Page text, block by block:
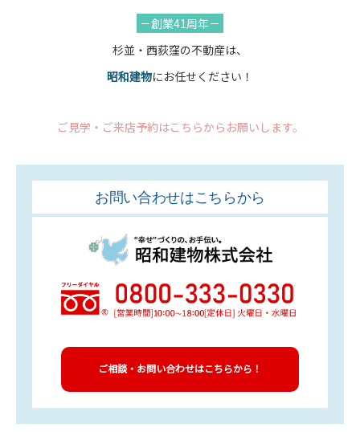
－創業41周年－
杉並・西荻窪の不動産は、
昭和建物にお任せください！
ご見学・ご来店予約はこちらからお願いします。
お問い合わせはこちらから
ご相談・お問い合わせはこちらから！